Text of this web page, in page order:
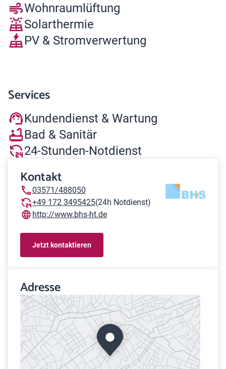
Wohnraumlüftung
Solarthermie
PV & Stromverwertung
Services
Kundendienst & Wartung
Bad & Sanitär
24-Stunden-Notdienst
Kontakt
03571/488050
+49 172 3495425(24h Notdienst)
http://www.bhs-ht.de
Jetzt kontaktieren
Adresse